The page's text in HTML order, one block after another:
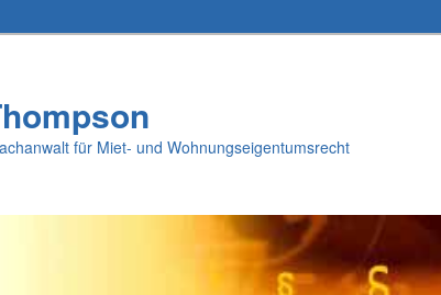
für Miet- und Wohnungseigentumsrecht